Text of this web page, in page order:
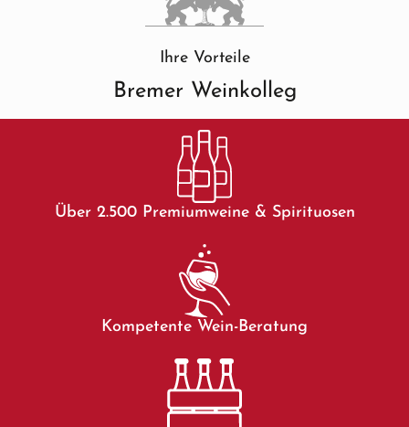
Ihre Vorteile
Bremer Weinkolleg
Über 2.500 Premiumweine & Spirituosen
Kompetente Wein-Beratung